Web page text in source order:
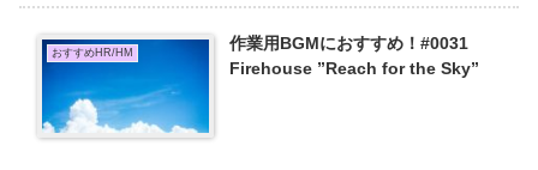
おすすめHR/HM
作業用BGMにおすすめ！#0031
Firehouse ”Reach for the Sky”